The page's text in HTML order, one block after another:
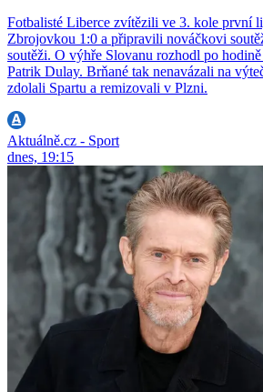
Fotbalisté Liberce zvítězili ve 3. kole první
Zbrojovkou 1:0 a připravili nováčkovi
soutěži. O výhře Slovanu rozhodl po
Patrik Dulay. Brňané tak nenavázali na
zdolali Spartu a remizovali v Plzni.
Aktuálně.cz - Sport
dnes, 19:15